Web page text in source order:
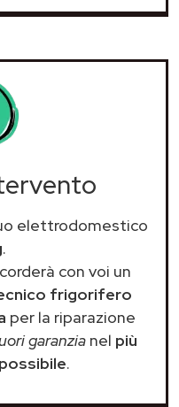
elettrodomestico
.
con voi un
frigorifero
per la riparazione
garanzianel più
.